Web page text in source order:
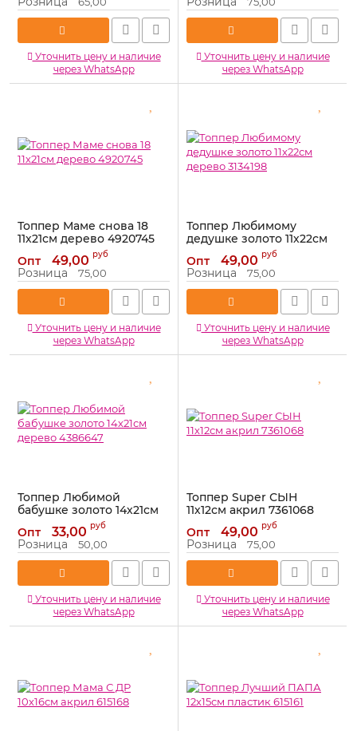
Уточнить цену и наличие
через WhatsApp
Уточнить цену и наличие
через WhatsApp
Топпер Маме снова 18
11х21см дерево 4920745
Артикул: 4920745
Опт 49,00 руб
Розница 75,00
Уточнить цену и наличие
через WhatsApp
Топпер Любимому
дедушке золото 11х22см
дерево 3134198
Артикул: 3134198
Опт 49,00 руб
Розница 75,00
Уточнить цену и наличие
через WhatsApp
Топпер Любимой
бабушке золото 14х21см
дерево 4386647
Артикул: 4386647
Опт 33,00 руб
Розница 50,00
Уточнить цену и наличие
через WhatsApp
Топпер Super СЫН
11х12см акрил 7361068
Артикул: 7361068
Опт 49,00 руб
Розница 75,00
Уточнить цену и наличие
через WhatsApp